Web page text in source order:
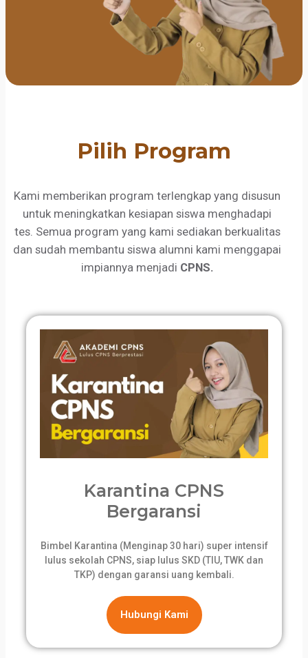
Pilih Program
Kami memberikan program terlengkap yang disusun
untuk meningkatkan kesiapan siswa menghadapi
tes. Semua program yang kami sediakan berkualitas
dan sudah membantu siswa alumni kami menggapai
impiannya menjadi CPNS.
Karantina CPNS
Bergaransi
Bimbel Karantina (Menginap 30 hari) super intensif
lulus sekolah CPNS, siap lulus SKD (TIU, TWK dan
TKP) dengan garansi uang kembali.
Hubungi Kami